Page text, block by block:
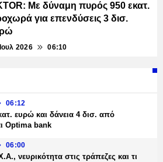
Με δύναμη πυρός 950 εκατ.
για επενδύσεις 3 δισ.
2026 06:10
06:12
ευρώ και δάνεια 4 δισ. από
Optima bank
06:00
νευρικότητα στις τράπεζες και τι